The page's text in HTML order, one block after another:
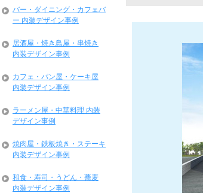
バー・ダイニング・カフェバ
ー 内装デザイン事例
居酒屋・焼き鳥屋・串焼き
内装デザイン事例
カフェ・パン屋・ケーキ屋
内装デザイン事例
ラーメン屋・中華料理 内装
デザイン事例
焼肉屋・鉄板焼き・ステーキ
内装デザイン事例
和食・寿司・うどん・蕎麦
内装デザイン事例